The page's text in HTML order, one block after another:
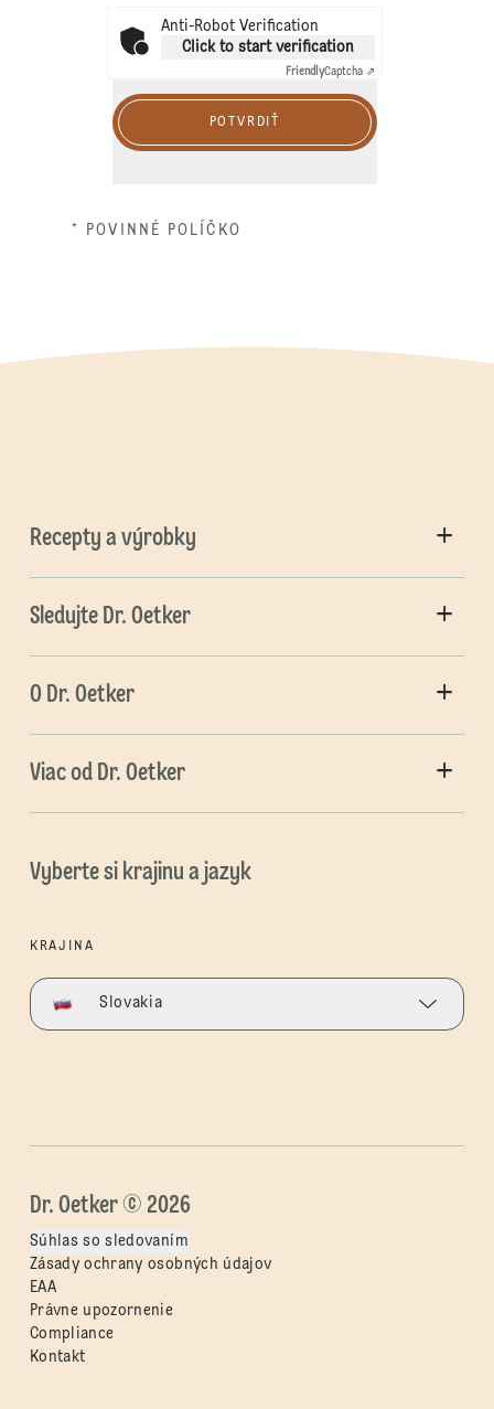
Anti-Robot Verification
Click to start verification
FriendlyCaptcha ⇗
POTVRDIŤ
* POVINNÉ POLÍČKO
Recepty a výrobky
Sledujte Dr. Oetker
O Dr. Oetker
Viac od Dr. Oetker
Vyberte si krajinu a jazyk
KRAJINA
Slovakia
Dr. Oetker © 2026
Súhlas so sledovaním
Zásady ochrany osobných údajov
EAA
Právne upozornenie
Compliance
Kontakt